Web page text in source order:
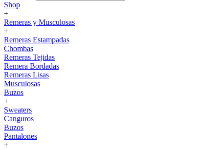
Shop
+
Remeras y Musculosas
+
Remeras Estampadas
Chombas
Remeras Tejidas
Remera Bordadas
Remeras Lisas
Musculosas
Buzos
+
Sweaters
Canguros
Buzos
Pantalones
+